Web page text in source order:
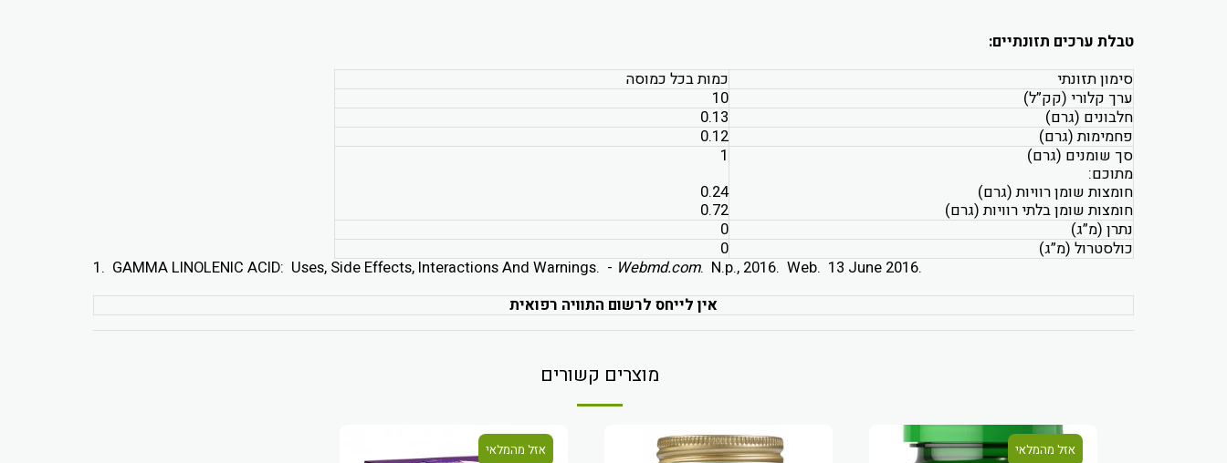
טבלת ערכים תזונתיים:
סימון תזונתי
כמות בכל כמוסה
ערך קלורי (קק”ל)
10
חלבונים (גרם)
0.13
פחמימות (גרם)
0.12
סך שומנים (גרם)
מתוכם:
חומצות שומן רוויות (גרם)
חומצות שומן בלתי רוויות (גרם)
1
0.24
0.72
נתרן (מ”ג)
0
כולסטרול (מ”ג)
0
1. GAMMA LINOLENIC ACID: Uses, Side Effects, Interactions And Warnings. - Webmd.com. N.p., 2016. Web. 13 June 2016.
אין לייחס לרשום התוויה רפואית
מוצרים קשורים
אזל מהמלאי אזל מהמלאי